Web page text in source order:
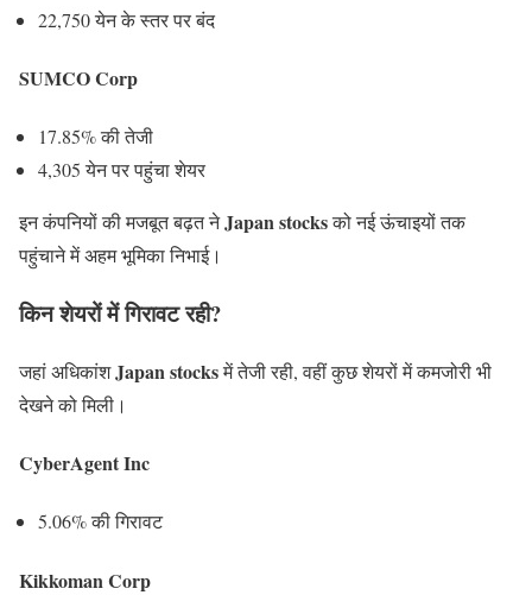
22,750 येन के स्तर पर बंद
SUMCO Corp
17.85% की तेजी
4,305 येन पर पहुंचा शेयर
इन कंपनियों की मजबूत बढ़त नेJapan stocksको नई ऊंचाइयों तक
पहुंचाने में अहम भूमिका निभाई।
किन शेयरों में गिरावट रही?
जहां अधिकांशJapan stocksमें तेजी रही, वहीं कुछ शेयरों में कमजोरी भी
देखने को मिली।
CyberAgent Inc
5.06% की गिरावट
Kikkoman Corp